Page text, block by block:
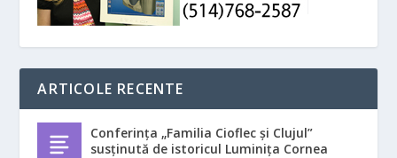
ARTICOLE RECENTE
Conferința „Familia Cioflec și Clujul”
susținută de istoricul Luminița Cornea